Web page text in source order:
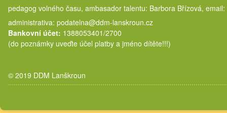
pedagog volného času, ambasador talentu: Barbora Břízová,
administrativa: podatelna@ddm-lanskroun.cz
Bankovní účet: 1388053401/2700
(do poznámky uveďte účel platby a jméno dítěte!!!)
© 2019 DDM Lanškroun